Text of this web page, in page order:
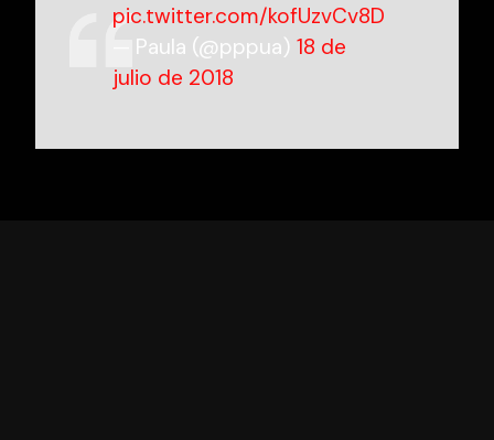
pic.twitter.com/kofUzvCv8D
— Paula (@pppua)18 de
julio de 2018